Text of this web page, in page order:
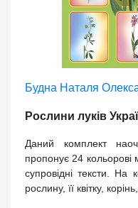
Будна Наталя
Рослини луків
Даний комплект
пропонує 24
супровідні тексти. На
рослину, її квітку,